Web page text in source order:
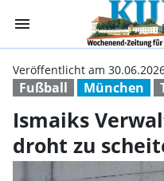
menu
Fußball München
Veröffentlicht am
Ismaiks
droht zu